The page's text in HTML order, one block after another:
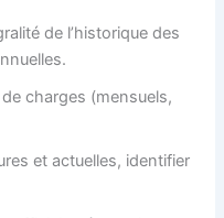
de l’historique des
charges (mensuels,
et actuelles, identifier